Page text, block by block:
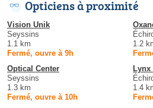
Opticiens à proximité
Vision Unik
Seyssins
1.1 km
Fermé, ouvre à 9h
1.2
Optical Center
Seyssins
1.3 km
Fermé, ouvre à 10h
Lynx
1.4